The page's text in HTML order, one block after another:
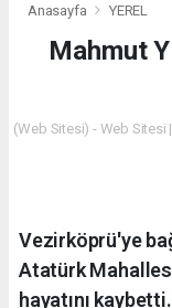
Anasayfa YEREL
Mahmut
(Web Sitesi) - Web Sitesi
Vezirköprü'ye
Atatürk
hayatını kaybetti.